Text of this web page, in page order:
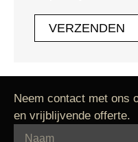
VERZENDEN
Neem contact met ons
en vrijblijvende offerte.